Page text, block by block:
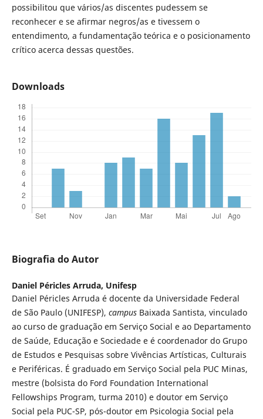
possibilitou que vários/as discentes pudessem se
reconhecer e se afirmar negros/as e tivessem o
entendimento, a fundamentação teórica e o posicionamento
crítico acerca dessas questões.
Downloads
Biografia do Autor
Daniel Péricles Arruda, Unifesp
Daniel Péricles Arruda é docente da Universidade Federal
de São Paulo (UNIFESP), campusBaixada Santista, vinculado
ao curso de graduação em Serviço Social e ao Departamento
de Saúde, Educação e Sociedade e é coordenador do Grupo
de Estudos e Pesquisas sobre Vivências Artísticas, Culturais
e Periféricas. É graduado em Serviço Social pela PUC Minas,
mestre (bolsista do Ford Foundation International
Fellowships Program, turma 2010) e doutor em Serviço
Social pela PUC-SP, pós-doutor em Psicologia Social pela